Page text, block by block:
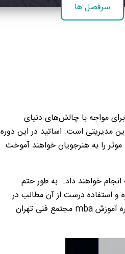
سرفصل ها
مواجه با چالش‌های دنیای
مدیریتی است. اساتید در این دوره
را به هنر‌جویان خواهند آموخت
انجام خواهند داد. به طور حتم
و استفاده درست از آن‌ مطالب در
آموزشmba مجتمع فنی تهران